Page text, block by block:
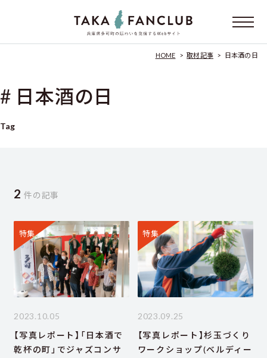
HOME > 取材記事 > 日本酒の日
# 日本酒の日
Tag
2 件の記事
特集
2023.10.05
【写真レポート】「日本酒で
乾杯の町」でジャズコンサ
特集
2023.09.25
【写真レポート】杉玉づくり
ワークショップ(ベルディー